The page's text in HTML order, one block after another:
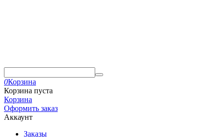
0Корзина
Корзина пуста
Корзина
Оформить заказ
Аккаунт
Заказы